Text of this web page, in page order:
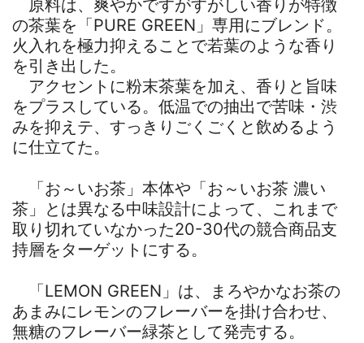
原料は、爽やかですがすがしい香りが特徴
の茶葉を「PURE GREEN」専用にブレンド。
火入れを極力抑えることで若葉のような香り
を引き出した。
アクセントに粉末茶葉を加え、香りと旨味
をプラスしている。低温での抽出で苦味・渋
みを抑えテ、すっきりごくごくと飲めるよう
に仕立てた。
「お～いお茶」本体や「お～いお茶 濃い
茶」とは異なる中味設計によって、これまで
取り切れていなかった20-30代の競合商品支
持層をターゲットにする。
「LEMON GREEN」は、まろやかなお茶の
あまみにレモンのフレーバーを掛け合わせ、
無糖のフレーバー緑茶として発売する。